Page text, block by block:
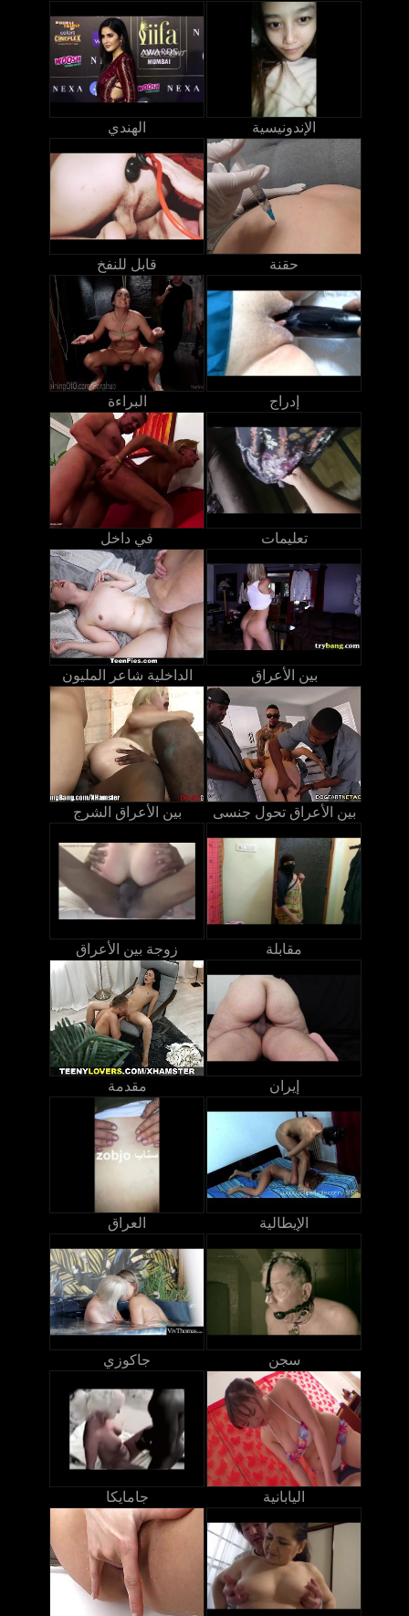
الهندي الإندونيسية
قابل للنفخ حقنة
البراءة إدراج
في داخل تعليمات
الداخلية شاعر المليون بين الأعراق
بين الأعراق الشرج بين الأعراق تحول جنسى
زوجة بين الأعراق مقابلة
مقدمة إيران
العراق الإيطالية
جاكوزي سجن
جامايكا اليابانية